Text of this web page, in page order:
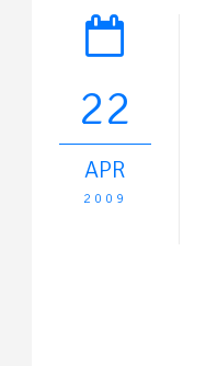
22
APR
2009